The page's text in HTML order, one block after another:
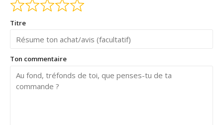
Titre
Ton commentaire